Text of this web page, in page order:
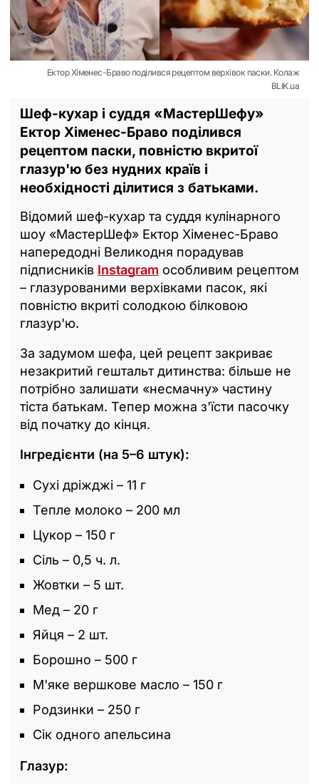
Ектор Хіменес-Браво поділився рецептом верхівок паски. Колаж
BLIK.ua
Шеф-кухар і суддя «МастерШефу»
Ектор Хіменес-Браво поділився
рецептом паски, повністю вкритої
глазур'ю без нудних країв і
необхідності ділитися з батьками.
Відомий шеф-кухар та суддя кулінарного
шоу «МастерШеф» Ектор Хіменес-Браво
напередодні Великодня порадував
підписників Instagram особливим рецептом
– глазурованими верхівками пасок, які
повністю вкриті солодкою білковою
глазур'ю.
За задумом шефа, цей рецепт закриває
незакритий гештальт дитинства: більше не
потрібно залишати «несмачну» частину
тіста батькам. Тепер можна з'їсти пасочку
від початку до кінця.
Інгредієнти (на 5–6 штук):
Сухі дріжджі – 11 г
Тепле молоко – 200 мл
Цукор – 150 г
Сіль – 0,5 ч. л.
Жовтки – 5 шт.
Мед – 20 г
Яйця – 2 шт.
Борошно – 500 г
М'яке вершкове масло – 150 г
Родзинки – 250 г
Сік одного апельсина
Глазур: